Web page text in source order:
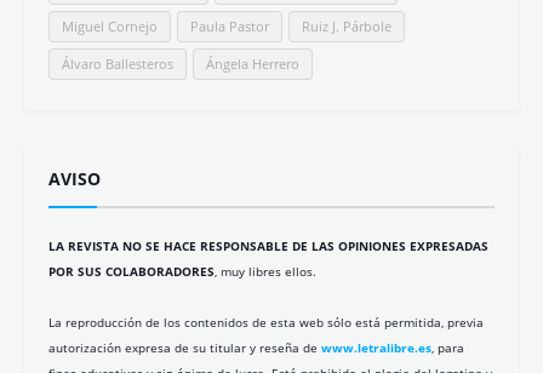
Miguel Cornejo Paula Pastor Ruiz J. Párbole
Álvaro Ballesteros Ángela Herrero
AVISO
LA REVISTA NO SE HACE RESPONSABLE DE LAS OPINIONES EXPRESADAS
POR SUS COLABORADORES, muy libres ellos.
La reproducción de los contenidos de esta web sólo está permitida, previa
autorización expresa de su titular y reseña de www.letralibre.es, para